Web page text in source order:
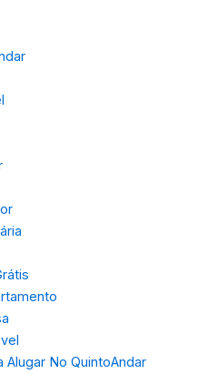
No QuintoAndar